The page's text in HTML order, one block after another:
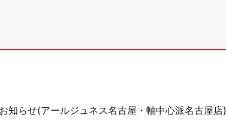
知らせ(アールジュネス名古屋・軸中心派名古屋店)